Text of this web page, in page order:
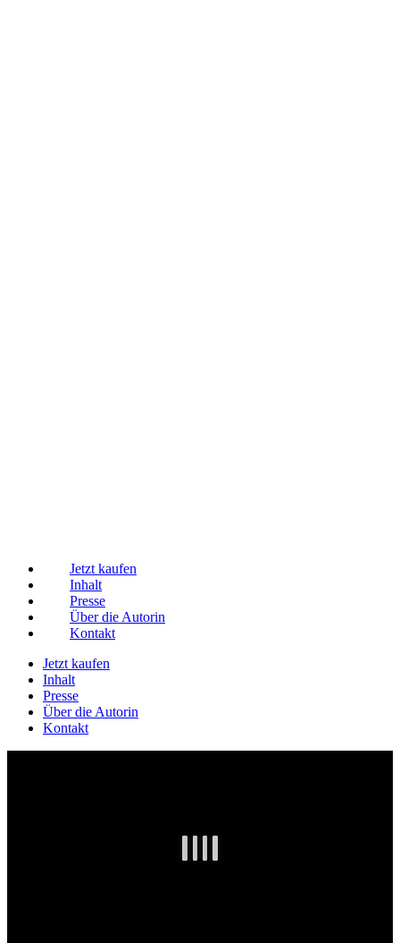
Jetzt kaufen
Inhalt
Presse
Über die Autorin
Kontakt
Jetzt kaufen
Inhalt
Presse
Über die Autorin
Kontakt